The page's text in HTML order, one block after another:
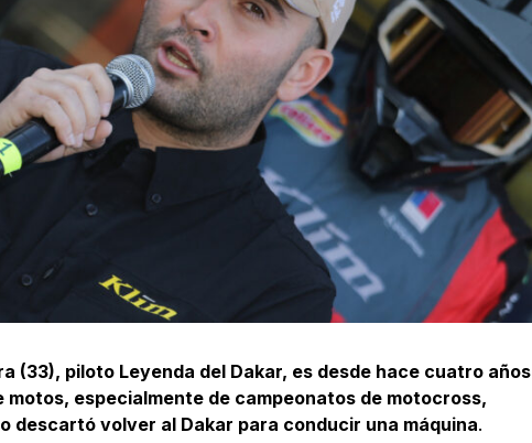
(33), piloto Leyenda del Dakar, es desde hace cuatro años
especialmente de campeonatos de motocross,
descartó volver al Dakar para conducir una máquina.